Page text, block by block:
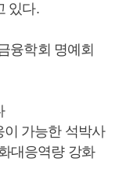
있다.
융학회 명예회
가능한 석박사
대응역량 강화